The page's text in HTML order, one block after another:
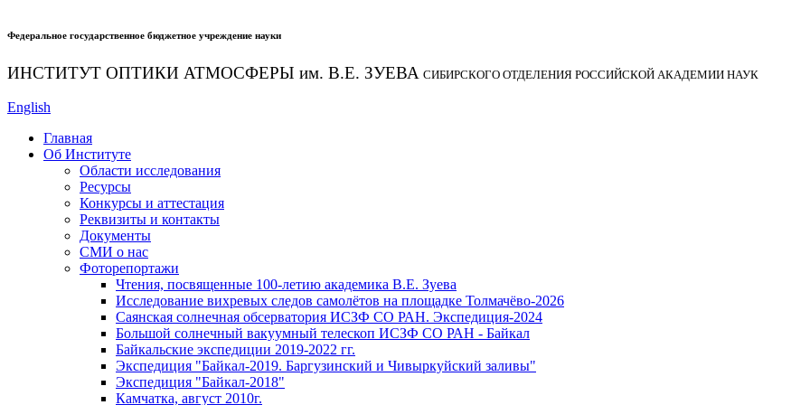
Федеральное государственное бюджетное учреждение науки
ИНСТИТУТ ОПТИКИ АТМОСФЕРЫ им. В.Е. ЗУЕВА СИБИРСКОГО ОТДЕЛЕНИЯ РОССИЙСКОЙ АКАДЕМИИ НАУК
English
Главная
Об Институте
Области исследования
Ресурсы
Конкурсы и аттестация
Реквизиты и контакты
Документы
СМИ о нас
Фоторепортажи
Чтения, посвященные 100-летию академика В.Е. Зуева
Исследование вихревых следов самолётов на площадке Толмачёво-2026
Саянская солнечная обсерватория ИСЗФ СО РАН. Экспедиция-2024
Большой солнечный вакуумный телескоп ИСЗФ СО РАН - Байкал
Байкальские экспедиции 2019-2022 гг.
Экспедиция "Байкал-2019. Баргузинский и Чивыркуйский заливы"
Экспедиция "Байкал-2018"
Камчатка, август 2010г.